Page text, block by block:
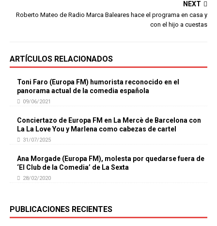
NEXT
Roberto Mateo de Radio Marca Baleares hace el programa en casa y
con el hijo a cuestas
ARTÍCULOS RELACIONADOS
Toni Faro (Europa FM) humorista reconocido en el
panorama actual de la comedia española
09/06/2021
Conciertazo de Europa FM en La Mercè de Barcelona con
La La Love You y Marlena como cabezas de cartel
31/07/2025
Ana Morgade (Europa FM), molesta por quedarse fuera de
‘El Club de la Comedia’ de La Sexta
28/02/2020
PUBLICACIONES RECIENTES